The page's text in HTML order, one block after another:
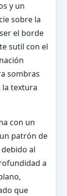
y un
sobre la
el borde
sutil con el
sombras
la textura
con un
patrón de
al
a
que